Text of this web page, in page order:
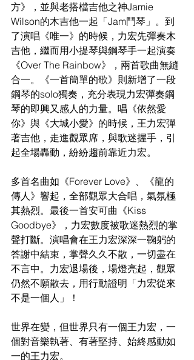
方》，並與老搭檔吉他之神Jamie
Wilson的木吉他一起「Jam鬥琴」。到
了演唱《唯一》的時候，力宏先彈奏木
吉他，繼而用小提琴與鋼琴手一起演奏
《Over The Rainbow》，兩首歌曲無縫
合一。《一首簡單的歌》則新增了一段
鋼琴的solo獨奏，充分表現力宏彈奏鋼
琴的即興又感人的力量。唱《依然愛
你》與《大城小愛》的時候，王力宏彈
著吉他，走進觀眾席，與歌迷握手，引
起全場轟動，紛紛趨前靠近力宏。
多首名曲如《Forever Love》、《龍的
傳人》響起，全部觀眾大合唱，氣氛極
其熱烈。最後一首安可曲《Kiss
Goodbye》，力宏數度被歌迷熱烈的掌
聲打斷。演唱會在王力宏深深一鞠躬的
答謝中結束，掌聲久久不散，一切盡在
不言中。力宏退場後，場燈亮起，觀眾
仍然不願散去，用行動證明「力宏從來
不是一個人」！
世界在變，但世界只有一個王力宏，一
個對音樂執著、有著堅持、始終感動如
一的王力宏。